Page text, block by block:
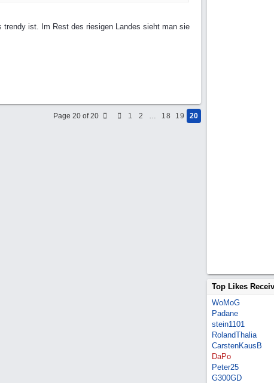
trendy ist. Im Rest des riesigen Landes sieht man sie
Page 20 of 20 1 2 … 18 19 20
Top Likes
WoMoG
Padane
stein1101
RolandThalia
CarstenKausB
DaPo
Peter25
G300GD